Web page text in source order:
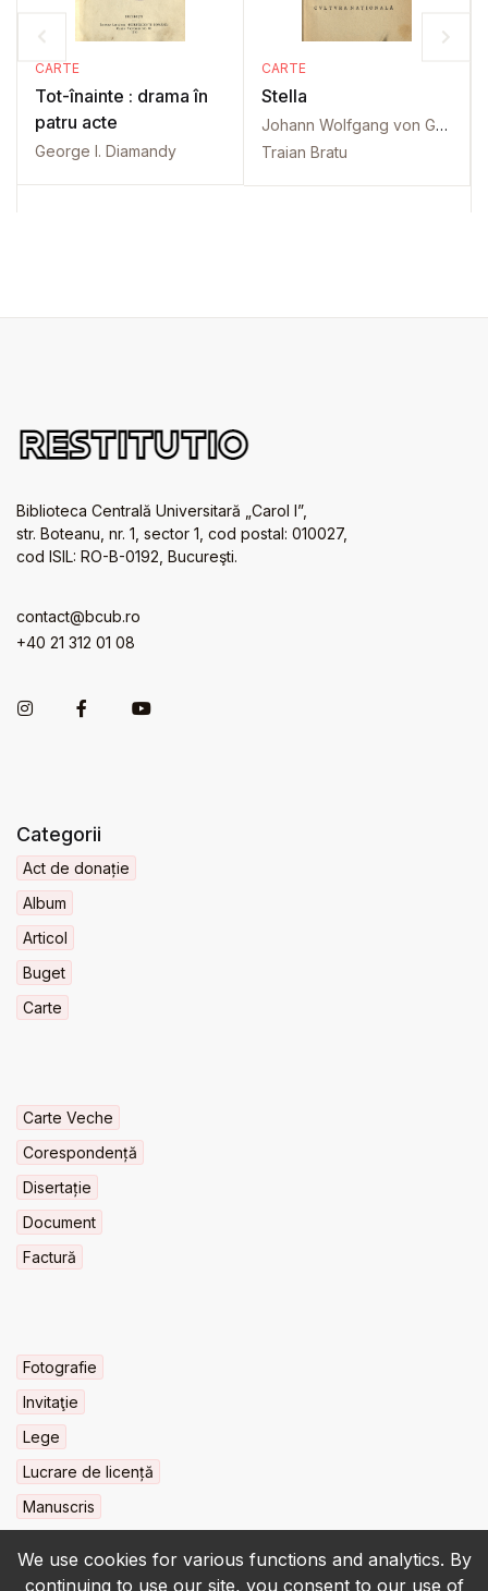
We use cookies for various functions and analytics. By
continuing to use our site, you consent to our use of
CARTE
Tot-înainte : drama în
patru acte
George I. Diamandy
CARTE
Stella
Johann Wolfgang von Goethe
Traian Bratu
Biblioteca Centrală Universitară „Carol I”,
str. Boteanu, nr. 1, sector 1, cod postal: 010027,
cod ISIL: RO-B-0192, Bucureşti.
contact@bcub.ro
+40 21 312 01 08
Categorii
Act de donație
Album
Articol
Buget
Carte
Carte Veche
Corespondență
Disertație
Document
Factură
Fotografie
Invitaţie
Lege
Lucrare de licență
Manuscris